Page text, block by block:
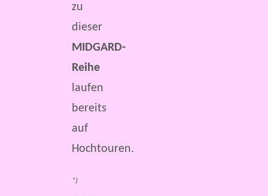
zu
dieser
MIDGARD-
Reihe
laufen
bereits
auf
Hochtouren.
*)